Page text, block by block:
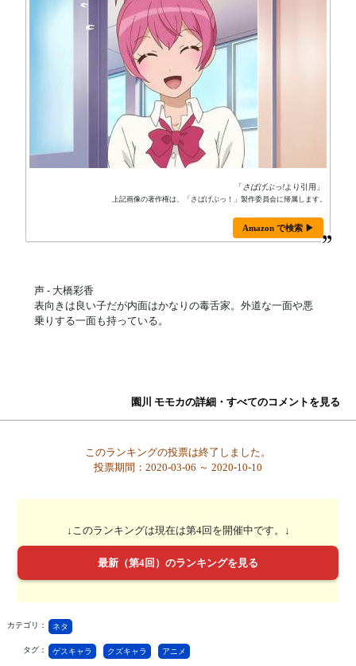
「さばげぶっ!より引用」
上記画像の著作権は、「さばげぶっ！」製作委員会に帰属します。
Amazon で検索 ▶
声 - 大橋彩香
表向きは良い子だが内面はかなりの毒舌家。外道な一面や悪
乗りする一面も持っている。
園川 モモカの詳細・すべてのコメントを見る
このランキングの投票は終了しました。
投票期間：2020-03-06 ～ 2020-10-10
↓このランキングは現在は第4回を開催中です。↓
最新（第4回）のランキングを見る
カテゴリ： ネタ
タグ： ゲスキャラ クズキャラ アニメ